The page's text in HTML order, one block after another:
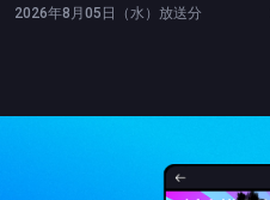
2026年8月05日（水）放送分